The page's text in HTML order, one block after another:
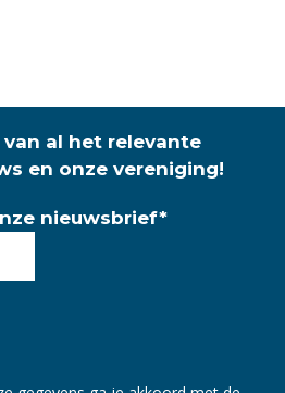
al het relevante
en onze vereniging!
nieuwsbrief*